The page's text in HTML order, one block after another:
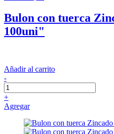
Bulon con tuerca
100uni"
Añadir al carrito
-
+
Agregar